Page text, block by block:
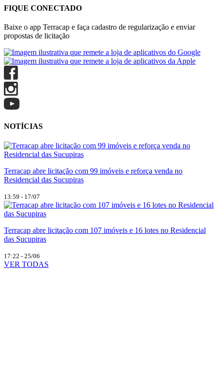
FIQUE CONECTADO
Baixe o app Terracap e faça cadastro de regularização e enviar
propostas de licitação
NOTÍCIAS
Terracap abre licitação com 99 imóveis e reforça venda no
Residencial das Sucupiras
13:59 - 17/07
Terracap abre licitação com 107 imóveis e 16 lotes no Residencial
das Sucupiras
17:22 - 25/06
VER TODAS